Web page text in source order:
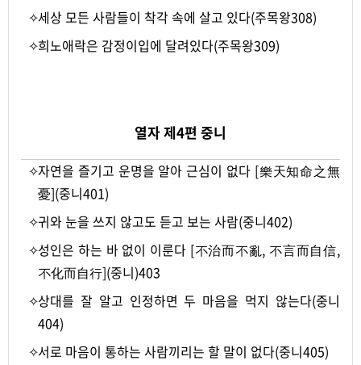
✧세상 모든 사람들이 착각 속에 살고 있다(주목왕308)
✧희노애락은 감정이입에 달려있다(주목왕309)
열자 제4편 중니
✧자연을 즐기고 운명을 알아 근심이 없다 [樂天知命之無
憂](중니401)
✧귀와 눈을 쓰지 않고도 듣고 보는 사람(중니402)
✧성인은 하는 바 없이 이룬다 [不治而不亂, 不言而自信,
不化而自行](중니)403
✧상대를 잘 알고 인정하면 두 마음을 먹지 않는다(중니
404)
✧서로 마음이 통하는 사람끼리는 할 말이 없다(중니405)